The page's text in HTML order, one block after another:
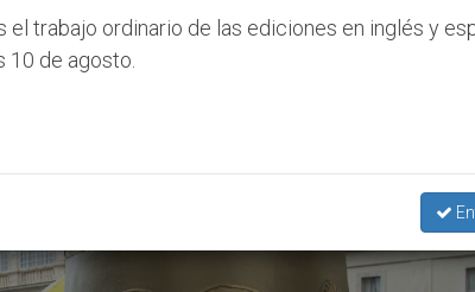
el trabajo ordinario de las ediciones en inglés y
10 de agosto.